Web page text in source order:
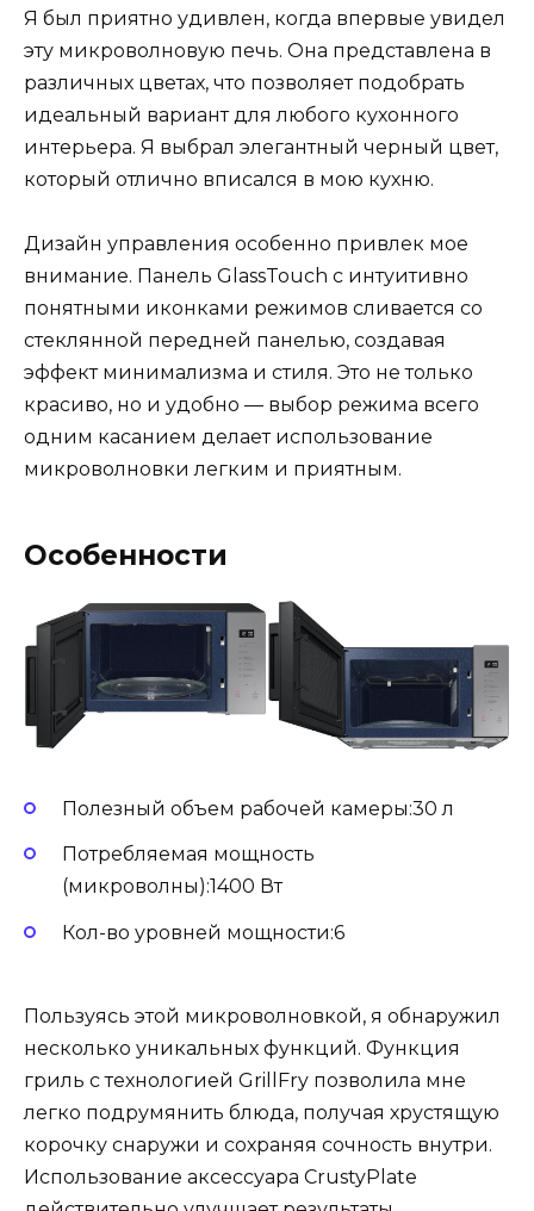
Я был приятно удивлен, когда впервые увидел
эту микроволновую печь. Она представлена в
различных цветах, что позволяет подобрать
идеальный вариант для любого кухонного
интерьера. Я выбрал элегантный черный цвет,
который отлично вписался в мою кухню.
Дизайн управления особенно привлек мое
внимание. Панель GlassTouch с интуитивно
понятными иконками режимов сливается со
стеклянной передней панелью, создавая
эффект минимализма и стиля. Это не только
красиво, но и удобно — выбор режима всего
одним касанием делает использование
микроволновки легким и приятным.
Особенности
Полезный объем рабочей камеры:30 л
Потребляемая мощность
(микроволны):1400 Вт
Кол-во уровней мощности:6
Пользуясь этой микроволновкой, я обнаружил
несколько уникальных функций. Функция
гриль с технологией GrillFry позволила мне
легко подрумянить блюда, получая хрустящую
корочку снаружи и сохраняя сочность внутри.
Использование аксессуара CrustyPlate